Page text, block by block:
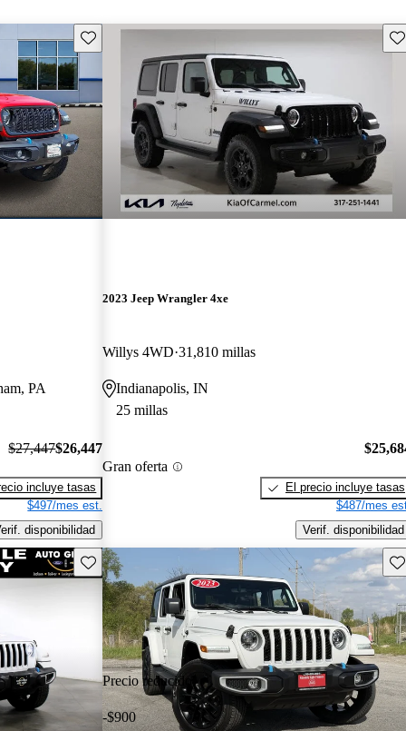
Guarda este Aviso
PA
$27,447$26,447
incluye tasas
$497/mes est.
disponibilidad
2023 Jeep Wrangler 4xe
Willys 4WD 31,810 millas
Indianapolis, IN
25 millas
Gran oferta
El precio incluye tasas
$487/mes
Verif. disponibilidad
Guarda este Aviso
Precio reducido
-$900